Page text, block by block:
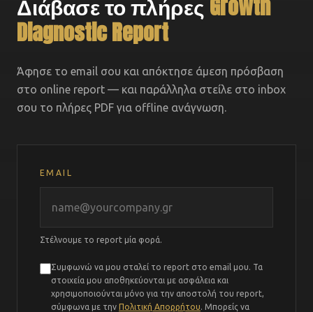
Διάβασε το πλήρες Growth
Diagnostic Report
Άφησε το email σου και απόκτησε άμεση πρόσβαση
στο online report — και παράλληλα στείλε στο inbox
σου το πλήρες PDF για offline ανάγνωση.
EMAIL
Στέλνουμε το report μία φορά.
Συμφωνώ να μου σταλεί το report στο email μου. Τα
στοιχεία μου αποθηκεύονται με ασφάλεια και
χρησιμοποιούνται μόνο για την αποστολή του report,
σύμφωνα με την Πολιτική Απορρήτου. Μπορείς να